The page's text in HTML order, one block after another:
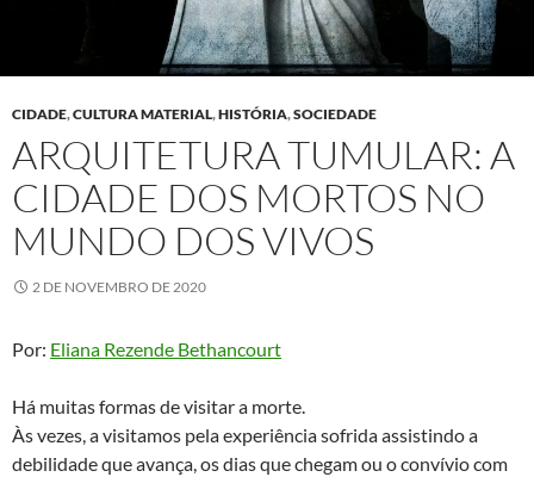
CIDADE,CULTURA MATERIAL,HISTÓRIA,SOCIEDADE
ARQUITETURA TUMULAR: A
CIDADE DOS MORTOS NO
MUNDO DOS VIVOS
2 DE NOVEMBRO DE 2020
Por: Eliana Rezende Bethancourt
Há muitas formas de visitar a morte.
Às vezes, a visitamos pela experiência sofrida assistindo a
debilidade que avança, os dias que chegam ou o convívio com